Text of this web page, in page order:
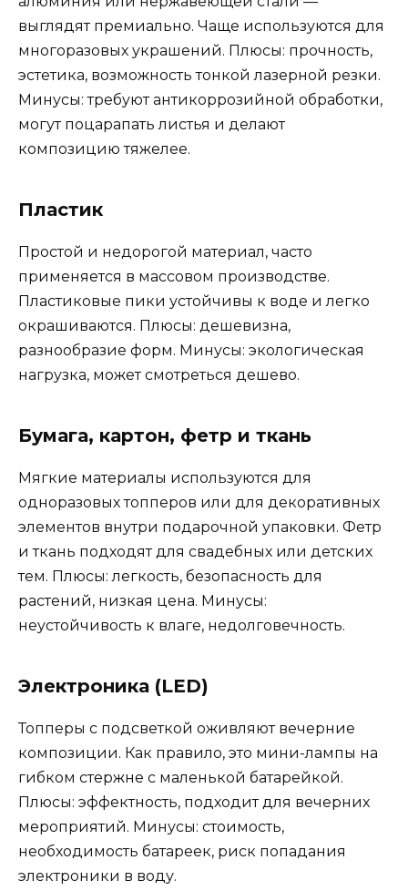
выглядят премиально. Чаще используются для
многоразовых украшений. Плюсы: прочность,
эстетика, возможность тонкой лазерной резки.
Минусы: требуют антикоррозийной обработки,
могут поцарапать листья и делают
композицию тяжелее.
Пластик
Простой и недорогой материал, часто
применяется в массовом производстве.
Пластиковые пики устойчивы к воде и легко
окрашиваются. Плюсы: дешевизна,
разнообразие форм. Минусы: экологическая
нагрузка, может смотреться дешево.
Бумага, картон, фетр и ткань
Мягкие материалы используются для
одноразовых топперов или для декоративных
элементов внутри подарочной упаковки. Фетр
и ткань подходят для свадебных или детских
тем. Плюсы: легкость, безопасность для
растений, низкая цена. Минусы:
неустойчивость к влаге, недолговечность.
Электроника (LED)
Топперы с подсветкой оживляют вечерние
композиции. Как правило, это мини-лампы на
гибком стержне с маленькой батарейкой.
Плюсы: эффектность, подходит для вечерних
мероприятий. Минусы: стоимость,
необходимость батареек, риск попадания
электроники в воду.